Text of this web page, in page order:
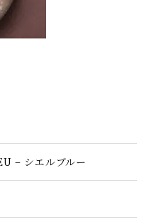
– シエルブルー